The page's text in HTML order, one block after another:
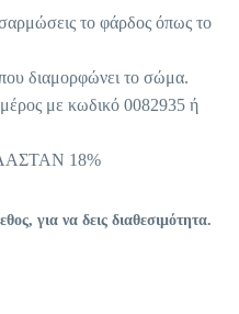
το φάρδος όπως το
διαμορφώνει το σώμα.
με κωδικό 0082935 ή
18%
για να δεις διαθεσιμότητα.